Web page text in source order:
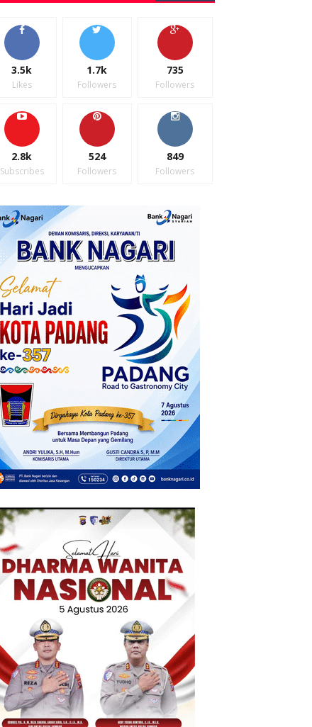
3.5k
Likes
1.7k
Followers
735
Followers
2.8k
Subscribes
524
Followers
849
Followers